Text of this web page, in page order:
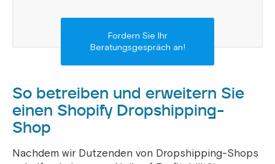
Fordern Sie Ihr
Beratungsgespräch an!
So betreiben und erweitern Sie
einen Shopify Dropshipping-
Shop
Nachdem wir Dutzenden von Dropshipping-Shops